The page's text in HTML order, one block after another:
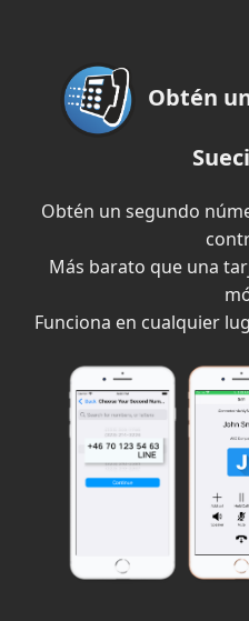
Obtén
Obtén un segundo
Más barato que una
Funciona en cualquier